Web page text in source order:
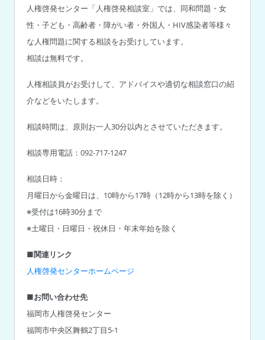
人権啓発センター「人権啓発相談室」では、同和問題・女
性・子ども・高齢者・障がい者・外国人・HIV感染者等様々
な人権問題に関する相談をお受けしています。
相談は無料です。
人権相談員がお受けして、アドバイスや適切な相談窓口の紹
介などをいたします。
相談時間は、原則お一人30分以内とさせていただきます。
相談専用電話：092-717-1247
相談日時：
月曜日から金曜日は、10時から17時（12時から13時を除く）
※受付は16時30分まで
※土曜日・日曜日・祝休日・年末年始を除く
■関連リンク
人権啓発センターホームページ
■お問い合わせ先
福岡市人権啓発センター
福岡市中央区舞鶴2丁目5-1